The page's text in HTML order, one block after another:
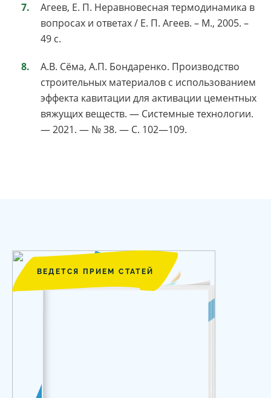
Агеев, Е. П. Неравновесная термодинамика в
вопросах и ответах / Е. П. Агеев. – М., 2005. –
49 с.
А.В. Сёма, А.П. Бондаренко. Производство
строительных материалов с использованием
эффекта кавитации для активации цементных
вяжущих веществ. — Системные технологии.
— 2021. — № 38. — С. 102—109.
ВЕДЕТСЯ ПРИЕМ СТАТЕЙ